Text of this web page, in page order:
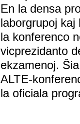
En la densa
laborgrupoj
la konferenco
vicprezidanto
ekzamenoj.
ALTE-
la oficiala